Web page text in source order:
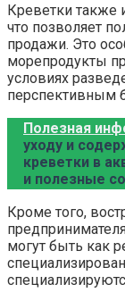
Креветки также
что позволяет
продажи. Это
морепродукты
условиях
перспективным
Полезная
уходу и
креветки в
и полезные
Кроме того,
могут быть как